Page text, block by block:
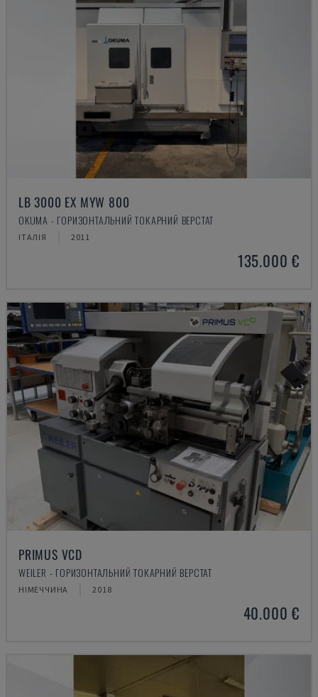
LB 3000 EX MYW 800
OKUMA - ГОРИЗОНТАЛЬНИЙ ТОКАРНИЙ ВЕРСТАТ
ІТАЛІЯ 2011
135.000 €
PRIMUS VCD
WEILER - ГОРИЗОНТАЛЬНИЙ ТОКАРНИЙ ВЕРСТАТ
НІМЕЧЧИНА 2018
40.000 €